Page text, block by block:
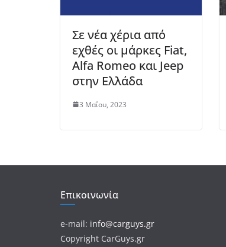
Σε νέα χέρια από
εχθές οι μάρκες Fiat,
Alfa Romeo και Jeep
στην Ελλάδα
3 Μαΐου, 2023
Επικοινωνία
e-mail: info@carguys.gr
Copyright CarGuys.gr